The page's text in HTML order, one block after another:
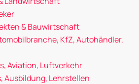
& Bauwirtschaft
KfZ, Autohändler,
Aviation, Luftverkehr
Ausbildung, Lehrstellen